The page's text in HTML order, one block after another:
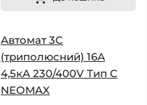
Автомат 3C
(триполюсний) 16А
4,5кА 230/400V Тип C
NEOMAX